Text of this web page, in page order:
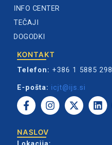
INFO CENTER
TEČAJI
DOGODKI
KONTAKT
Telefon: +386 1 5885 298
E-pošta: icjt@ijs.si
F
a
e
b
I
n
a
X
-
L
i
NASLOV